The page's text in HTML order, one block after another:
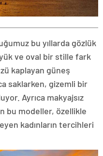
bu yıllarda gözlük
ve oval bir stille fark
kaplayan güneş
saklarken, gizemli bir
Ayrıca makyajsız
bu modeller, özellikle
kadınların tercihleri